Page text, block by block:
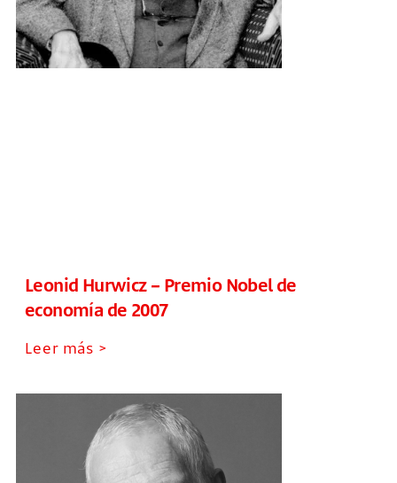
Leonid Hurwicz – Premio Nobel de
economía de 2007
Leer más >